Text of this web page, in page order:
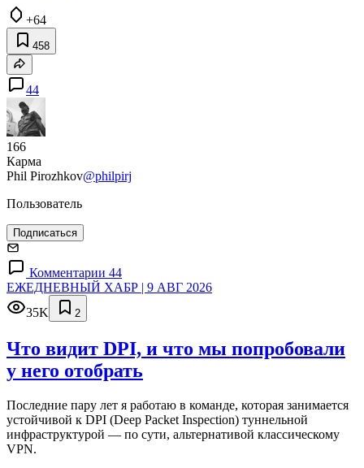
+64
458
44
166
Карма
Phil Pirozhkov@philpirj
Пользователь
Подписаться
Комментарии 44
ЕЖЕДНЕВНЫЙ ХАБР | 9 АВГ 2026
35K
2
Что видит DPI, и что мы попробовали
у него отобрать
Последние пару лет я работаю в команде, которая занимается
устойчивой к DPI (Deep Packet Inspection) туннельной
инфраструктурой — по сути, альтернативой классическому
VPN.